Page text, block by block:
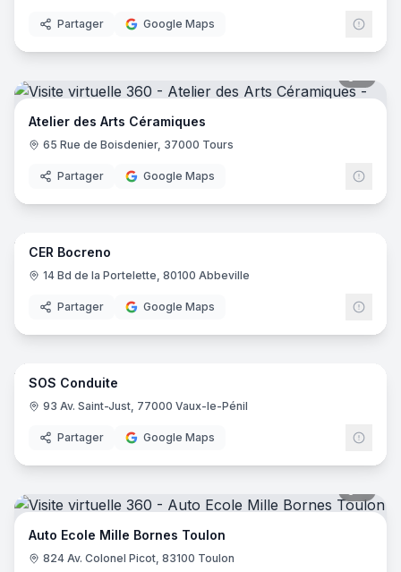
Partager Google Maps
Atelier des Arts Céramiques
65 Rue de Boisdenier, 37000 Tours
Partager Google Maps
11
CER Bocreno
14 Bd de la Portelette, 80100 Abbeville
Partager Google Maps
8
SOS Conduite
93 Av. Saint-Just, 77000 Vaux-le-Pénil
Partager Google Maps
Auto Ecole Mille Bornes Toulon
824 Av. Colonel Picot, 83100 Toulon